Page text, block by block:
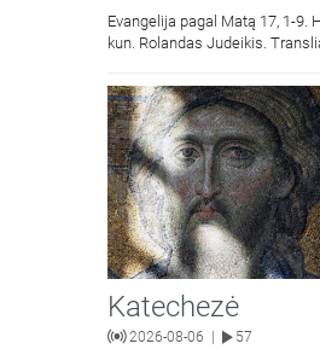
Evangelija pagal Matą 17, 1-9.
kun. Rolandas Judeikis.
Katechezė
2026-08-06 57